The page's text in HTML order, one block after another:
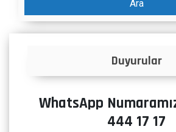
Ara
WhatsApp
444 17 17